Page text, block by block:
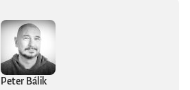
Peter Bálik